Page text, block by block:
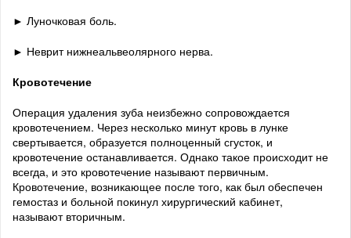
► Луночковая боль.
► Неврит нижнеальвеолярного нерва.
Кровотечение
Операция удаления зуба неизбежно сопровождается
кровотечением. Через несколько минут кровь в лунке
свертывается, образуется полноценный сгусток, и
кровотечение останавливается. Однако такое происходит не
всегда, и это кровотечение называют первичным.
Кровотечение, возникающее после того, как был обеспечен
гемостаз и больной покинул хирургический кабинет,
называют вторичным.